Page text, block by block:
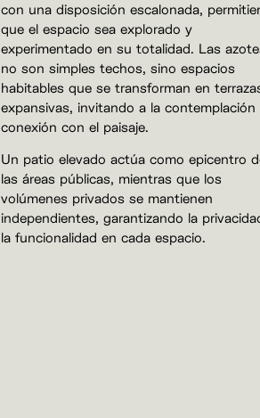
con una disposición escalonada,
que el espacio sea explorado y
experimentado en su totalidad. Las
no son simples techos, sino espacios
habitables que se transforman en
expansivas, invitando a la contemplación
conexión con el paisaje.
Un patio elevado actúa como epicentro
las áreas públicas, mientras que los
volúmenes privados se mantienen
independientes, garantizando la
la funcionalidad en cada espacio.